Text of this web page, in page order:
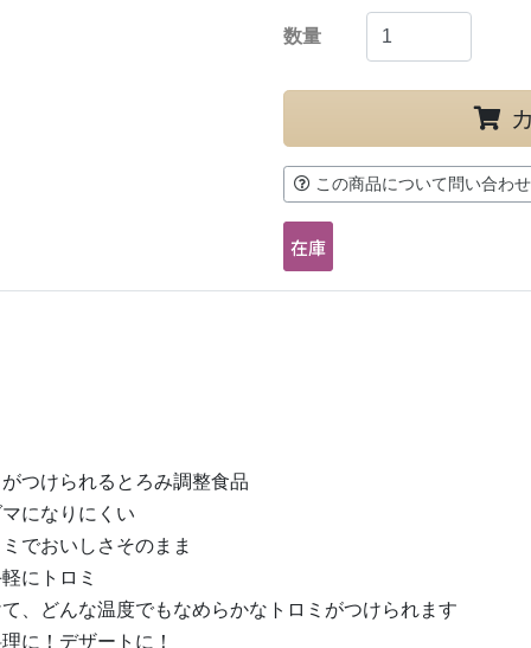
数量
この商品について問い合わせ
つけられるとろみ調整食品
になりにくい
でおいしさそのまま
にトロミ
、どんな温度でもなめらかなトロミがつけられます
に！デザートに！